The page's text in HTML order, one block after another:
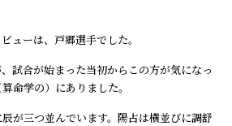
ューは、戸郷選手でした。
試合が始まった当初からこの方が気になっ
命学の）にありました。
が三つ並んでいます。陽占は横並びに調舒